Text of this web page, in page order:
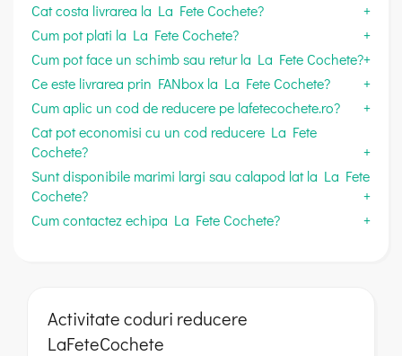
Cat costa livrarea la La Fete Cochete?
Cum pot plati la La Fete Cochete?
Cum pot face un schimb sau retur la La Fete Cochete?
Ce este livrarea prin FANbox la La Fete Cochete?
Cum aplic un cod de reducere pe lafetecochete.ro?
Cat pot economisi cu un cod reducere La Fete
Cochete?
Sunt disponibile marimi largi sau calapod lat la La Fete
Cochete?
Cum contactez echipa La Fete Cochete?
Activitate coduri reducere
LaFeteCochete